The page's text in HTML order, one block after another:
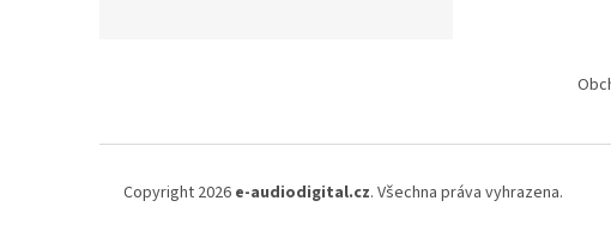
Copyright 2026 e-audiodigital.cz. Všechna práva vyhrazena.